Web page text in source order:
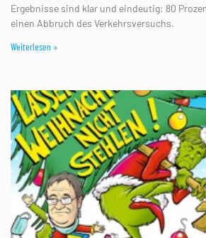
Ergebnisse sind klar und eindeutig: 80
einen Abbruch des Verkehrsversuchs.
Weiterlesen »